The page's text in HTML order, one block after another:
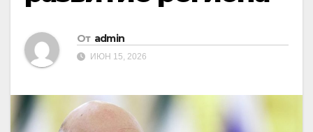
От admin
ИЮН 15, 2026